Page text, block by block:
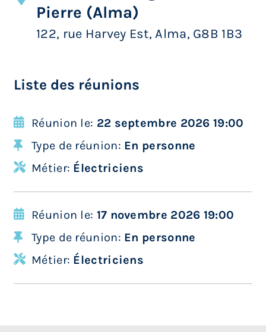
Pierre (Alma)
122, rue Harvey Est, Alma, G8B 1B3
Liste des réunions
Réunion le: 22 septembre 2026 19:00
Type de réunion: En personne
Métier: Électriciens
Réunion le: 17 novembre 2026 19:00
Type de réunion: En personne
Métier: Électriciens